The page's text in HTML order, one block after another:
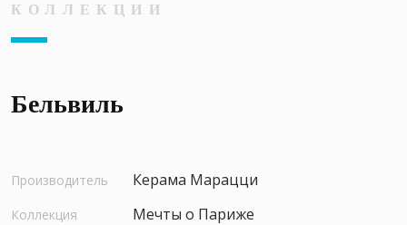
КОЛЛЕКЦИИ
Бельвиль
Производитель Керама Марацци
Коллекция Мечты о Париже